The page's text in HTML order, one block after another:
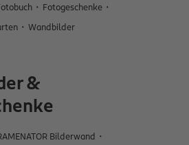
Fotogeschenke
Wandbilder
&
Bilderwand